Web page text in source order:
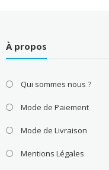
À propos
Qui sommes nous ?
Mode de Paiement
Mode de Livraison
Mentions Légales